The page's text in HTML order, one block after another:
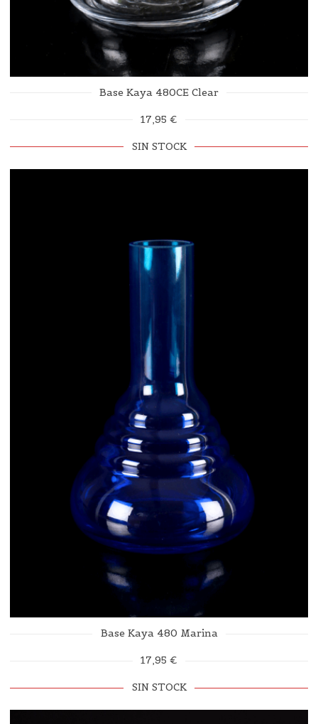
Base Kaya 480CE Clear
17,95 €
SIN STOCK
Base Kaya 480 Marina
17,95 €
SIN STOCK